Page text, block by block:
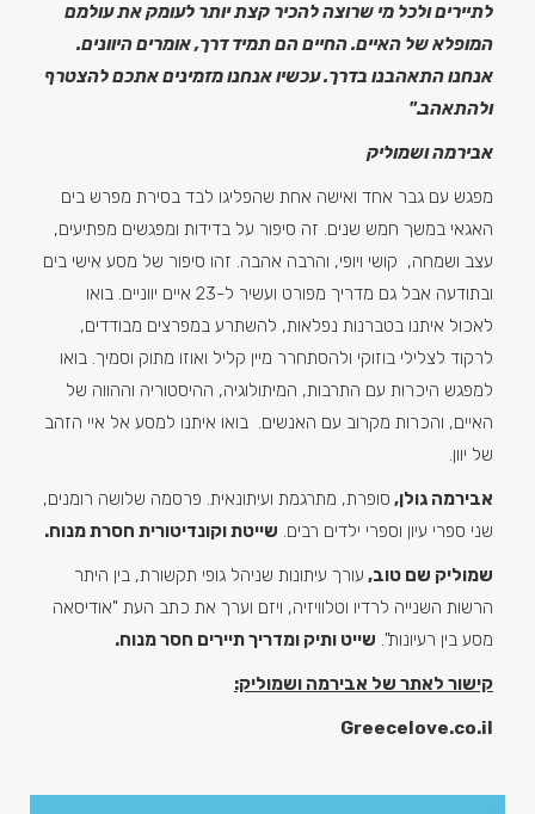
לתיירים ולכל מי שרוצה להכיר קצת יותר לעומק את עולמם
המופלא של האיים. החיים הם תמיד דרך, אומרים היוונים.
אנחנו התאהבנו בדרך. עכשיו אנחנו מזמינים אתכם להצטרף
ולהתאהב.
"
אבירמה ושמוליק
מפגש עם גבר אחד ואישה אחת שהפליגו לבד בסירת מפרש בים
האגאי במשך חמש שנים. זה סיפור על בדידות ומפגשים מפתיעים,
עצב ושמחה, קושי ויופי, והרבה אהבה. זהו סיפור של מסע אישי בים
ובתודעה אבל גם מדריך מפורט ועשיר ל-23 איים יווניים. בואו
לאכול איתנו בטברנות נפלאות, להשתרע במפרצים מבודדים,
לרקוד לצלילי בוזוקי ולהסתחרר מיין קליל ואוזו מתוק וסמיך. בואו
למפגש היכרות עם התרבות, המיתולוגיה, ההיסטוריה וההווה של
האיים, והכרות מקרוב עם האנשים. בואו איתנו למסע אל איי הזהב
של יוון.
אבירמה גולן, סופרת, מתרגמת ועיתונאית. פרסמה שלושה רומנים,
שני ספרי עיון וספרי ילדים רבים. שייטת וקונדיטורית חסרת מנוח.
שמוליק שם טוב, עורך עיתונות שניהל גופי תקשורת, בין היתר
הרשות השנייה לרדיו וטלוויזיה, ויזם וערך את כתב העת "אודיסאה
מסע בין רעיונות". שייט ותיק ומדריך תיירים חסר מנוח.
קישור לאתר של אבירמה ושמוליק:
Greecelove.co.il